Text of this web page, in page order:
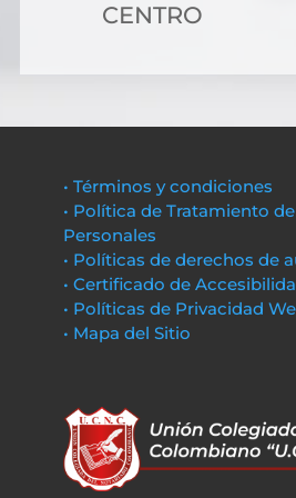
CENTRO
• Términos y condiciones
• Política de Tratamiento
Personales
• Políticas de derechos de
• Certificado de
• Políticas de Privacidad
• Mapa del Sitio